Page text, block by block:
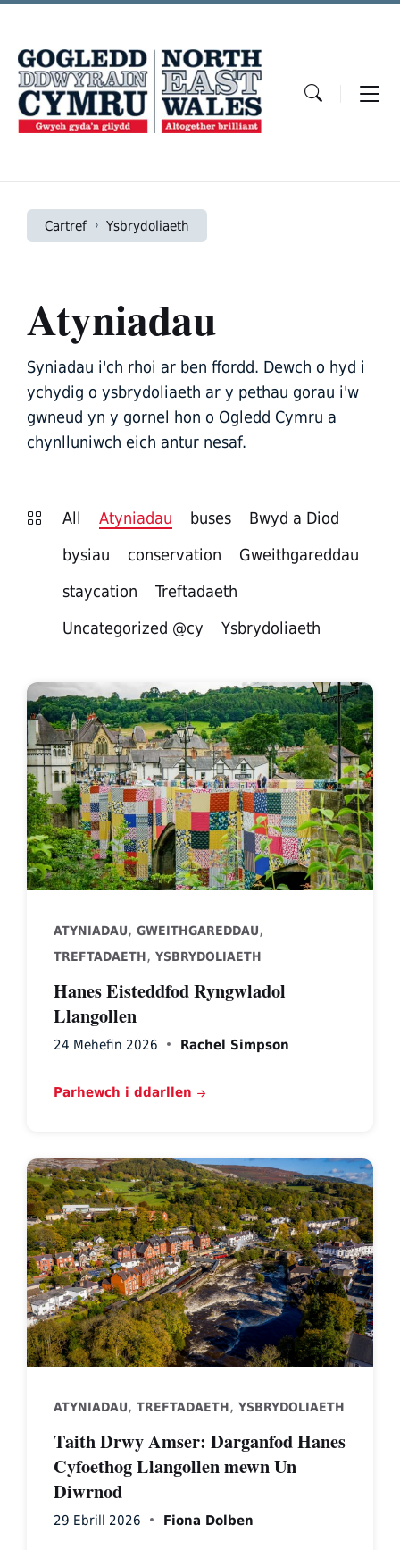
Skip
Skip
navigation
Skip
Cartref Ysbrydoliaeth
Atyniadau
Syniadau i'ch rhoi ar ben ffordd. Dewch o hyd i
ychydig o ysbrydoliaeth ar y pethau gorau i'w
gwneud yn y gornel hon o Ogledd Cymru a
chynlluniwch eich antur nesaf.
All Atyniadau buses
Bwyd a Diod
bysiau
conservation
Gweithgareddau
staycation
Treftadaeth
Uncategorized @cy
Ysbrydoliaeth
ATYNIADAU, GWEITHGAREDDAU,
TREFTADAETH, YSBRYDOLIAETH
Hanes Eisteddfod Ryngwladol
Llangollen
24 Mehefin 2026 Rachel Simpson
Parhewch i ddarllen
ATYNIADAU, TREFTADAETH, YSBRYDOLIAETH
Taith Drwy Amser: Darganfod Hanes
Cyfoethog Llangollen mewn Un
Diwrnod
29 Ebrill 2026 Fiona Dolben